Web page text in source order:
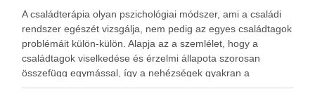
A családterápia olyan pszichológiai módszer, ami a családi
rendszer egészét vizsgálja, nem pedig az egyes családtagok
problémáit külön-külön. Alapja az a szemlélet, hogy a
családtagok viselkedése és érzelmi állapota szorosan
összefügg egymással, így a nehézségek gyakran a
kapcsolati mintázatokban gyökereznek. A családterápia